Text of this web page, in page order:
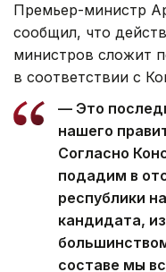
Премьер-министр
сообщил, что
министров сложит
в соответствии с
— Это
нашего
Согласно
подадим в
республики
кандидата,
составе мы